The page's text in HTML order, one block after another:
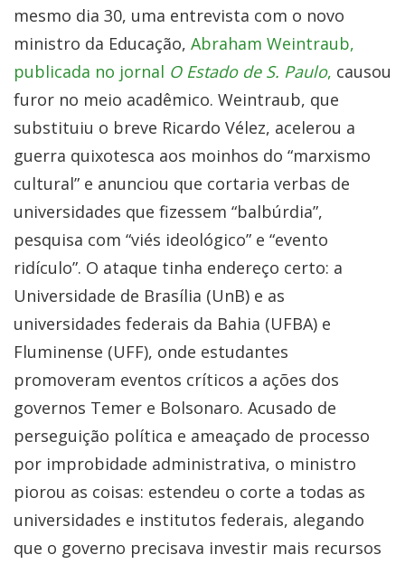
mesmo dia 30, uma entrevista com o novo
ministro da Educação, Abraham Weintraub,
publicada no jornal O Estado de S. Paulo, causou
furor no meio acadêmico. Weintraub, que
substituiu o breve Ricardo Vélez, acelerou a
guerra quixotesca aos moinhos do “marxismo
cultural” e anunciou que cortaria verbas de
universidades que fizessem “balbúrdia”,
pesquisa com “viés ideológico” e “evento
ridículo”. O ataque tinha endereço certo: a
Universidade de Brasília (UnB) e as
universidades federais da Bahia (UFBA) e
Fluminense (UFF), onde estudantes
promoveram eventos críticos a ações dos
governos Temer e Bolsonaro. Acusado de
perseguição política e ameaçado de processo
por improbidade administrativa, o ministro
piorou as coisas: estendeu o corte a todas as
universidades e institutos federais, alegando
que o governo precisava investir mais recursos